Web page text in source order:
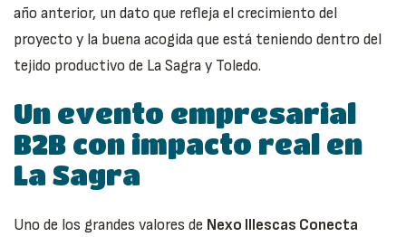
año anterior, un dato que refleja el crecimiento del
proyecto y la buena acogida que está teniendo dentro del
tejido productivo de La Sagra y Toledo.
Un evento empresarial
B2B con impacto real en
La Sagra
Uno de los grandes valores de Nexo Illescas Conecta